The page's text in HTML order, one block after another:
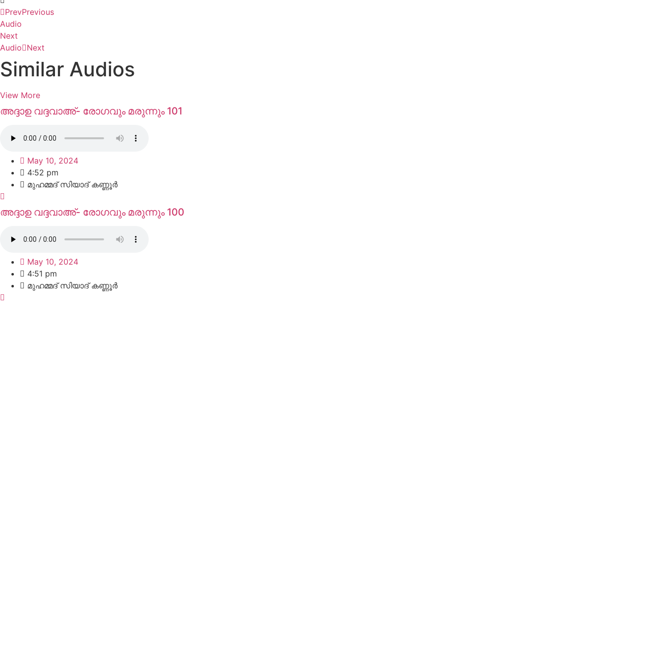
PrevPrevious
Audio
Next
Audio Next
Similar Audios
View More
അദ്ദാഉ വദ്ദവാഅ്- രോഗവും മരുന്നും 101
May 10, 2024
4:52 pm
മുഹമ്മദ്‌ സിയാദ് കണ്ണൂർ
അദ്ദാഉ വദ്ദവാഅ്- രോഗവും മരുന്നും 100
May 10, 2024
4:51 pm
മുഹമ്മദ്‌ സിയാദ് കണ്ണൂർ